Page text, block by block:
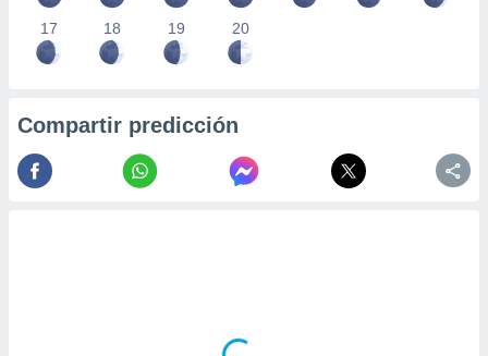
17 18 19 20
Compartir predicción